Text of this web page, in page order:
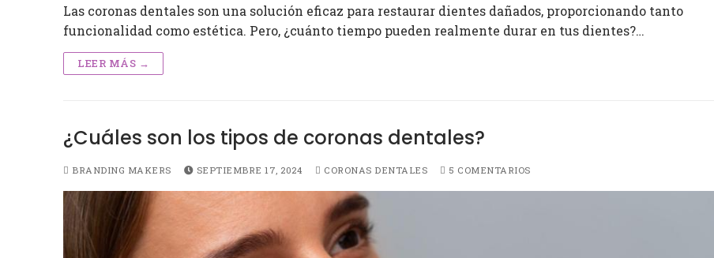
Las coronas dentales son una solución eficaz para restaurar dientes dañados, proporcionando tanto
funcionalidad como estética. Pero, ¿cuánto tiempo pueden realmente durar en tus dientes?…
LEER MÁS →
¿Cuáles son los tipos de coronas dentales?
BRANDING MAKERS SEPTIEMBRE 17, 2024 CORONAS DENTALES 5 COMENTARIOS